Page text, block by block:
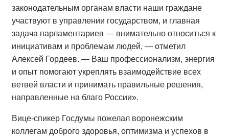
законодательным органам власти наши граждане
участвуют в управлении государством, и главная
задача парламентариев — внимательно относиться к
инициативам и проблемам людей, — отметил
Алексей Гордеев. — Ваш профессионализм, энергия
и опыт помогают укреплять взаимодействие всех
ветвей власти и принимать правильные решения,
направленные на благо России».
Вице-спикер Госдумы пожелал воронежским
коллегам доброго здоровья, оптимизма и успехов в